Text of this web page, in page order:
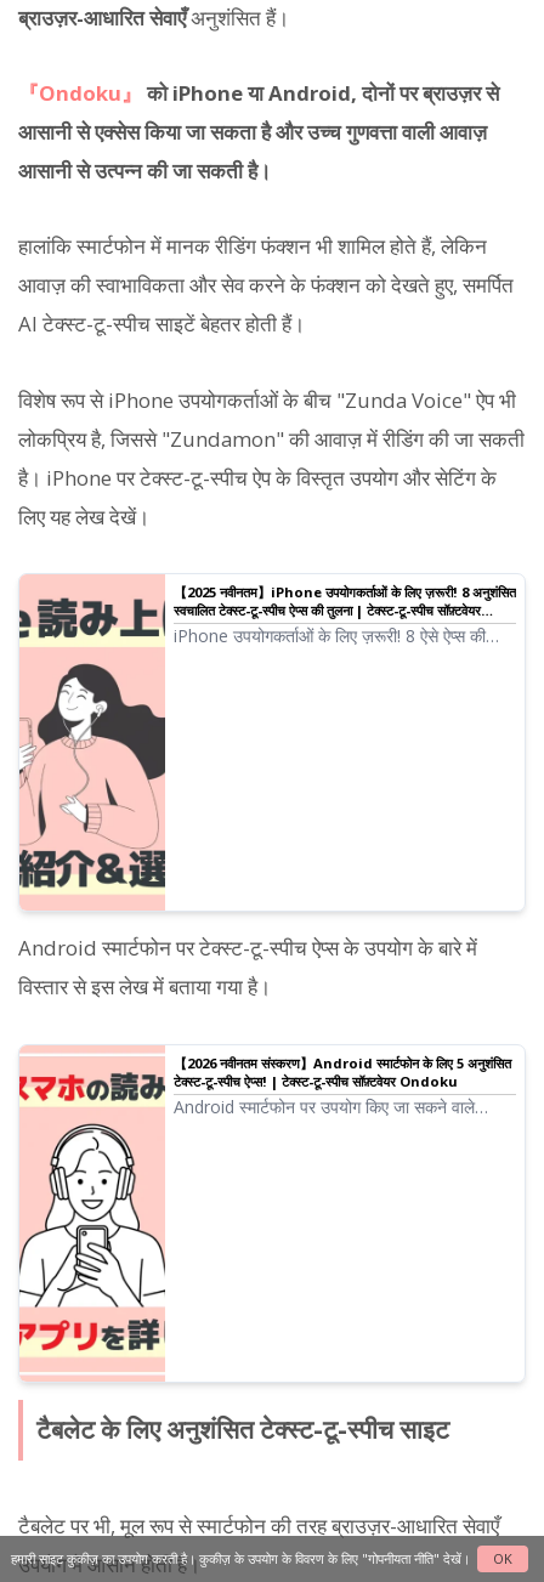
ब्राउज़र-आधारित सेवाएँअनुशंसित हैं।
『Ondoku』 को iPhone या Android, दोनों पर ब्राउज़र से
आसानी से एक्सेस किया जा सकता है और उच्च गुणवत्ता वाली आवाज़
आसानी से उत्पन्न की जा सकती है।
हालांकि स्मार्टफोन में मानक रीडिंग फंक्शन भी शामिल होते हैं, लेकिन
आवाज़ की स्वाभाविकता और सेव करने के फंक्शन को देखते हुए, समर्पित
AI टेक्स्ट-टू-स्पीच साइटें बेहतर होती हैं।
विशेष रूप से iPhone उपयोगकर्ताओं के बीच "Zunda Voice" ऐप भी
लोकप्रिय है, जिससे "Zundamon" की आवाज़ में रीडिंग की जा सकती
है। iPhone पर टेक्स्ट-टू-स्पीच ऐप के विस्तृत उपयोग और सेटिंग के
लिए यह लेख देखें।
【2025 नवीनतम】iPhone उपयोगकर्ताओं के लिए ज़रूरी! 8 अनुशंसित
स्वचालित टेक्स्ट-टू-स्पीच ऐप्स की तुलना | टेक्स्ट-टू-स्पीच सॉफ़्टवेयर
Ondoku
iPhone उपयोगकर्ताओं के लिए ज़रूरी! 8 ऐसे ऐप्स की
Android स्मार्टफोन पर टेक्स्ट-टू-स्पीच ऐप्स के उपयोग के बारे में
विस्तार से इस लेख में बताया गया है।
【2026 नवीनतम संस्करण】Android स्मार्टफोन के लिए 5 अनुशंसित
टेक्स्ट-टू-स्पीच ऐप्स! | टेक्स्ट-टू-स्पीच सॉफ़्टवेयर Ondoku
Android स्मार्टफोन पर उपयोग किए जा सकने वाले
टैबलेट के लिए अनुशंसित टेक्स्ट-टू-स्पीच साइट
टैबलेट पर भी, मूल रूप से स्मार्टफोन की तरह ब्राउज़र-आधारित सेवाएँ
उपयोग में आसान होती हैं।
हमारी साइट कुकीज़ का उपयोग करती है। कुकीज़ के उपयोग के विवरण के लिए "गोपनीयता नीति" देखें। OK